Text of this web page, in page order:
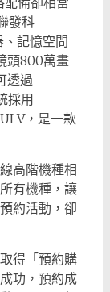
發科
記憶空間
頭800萬畫
透過
採用
V，是一款
高階機種相
有機種，讓
約活動，卻
得「預約購
功，預約成